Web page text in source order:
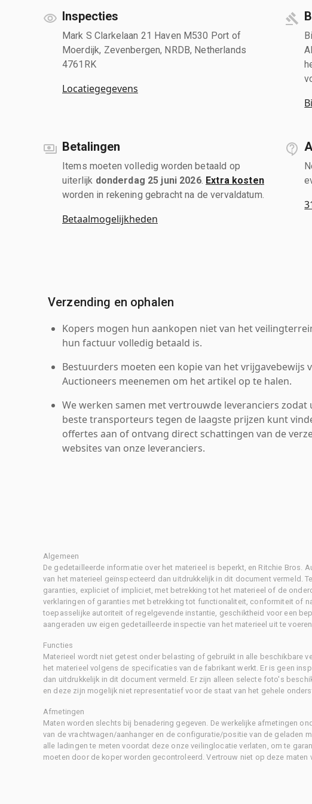
Inspecties
Mark S Clarkelaan 21 Haven M530 Port of
Moerdijk, Zevenbergen, NRDB, Netherlands
4761RK
Locatiegegevens
Betalingen
Items moeten volledig worden betaald op
uiterlijk donderdag 25 juni 2026. Extra kosten
worden in rekening gebracht na de vervaldatum.
Betaalmogelijkheden
Verzending en ophalen
Kopers mogen hun aankopen niet van het
hun factuur volledig betaald is.
Bestuurders moeten een kopie van het vrijgavebewijs
Auctioneers meenemen om het artikel op te halen.
We werken samen met vertrouwde leveranciers zodat
beste transporteurs tegen de laagste prijzen kunt
offertes aan of ontvang direct schattingen van de
websites van onze leveranciers.
Algemeen
De gedetailleerde informatie over het materieel is beperkt, en Ritchie Bros.
van het materieel geïnspecteerd dan uitdrukkelijk in dit document vermeld.
garanties, expliciet of impliciet, met betrekking tot het materieel of de
verklaringen of garanties met betrekking tot functionaliteit, conformiteit of
toepasselijke autoriteit of regelgevende instantie, geschiktheid voor een
aangeraden uw eigen gedetailleerde inspectie van het materieel uit te
Functies
Materieel wordt niet getest onder belasting of gebruikt in alle beschikbare
het materieel volgens de specificaties van de fabrikant werkt. Er is geen
dan uitdrukkelijk in dit document vermeld. Er zijn alleen selecte foto's
en deze zijn mogelijk niet representatief voor de staat van het gehele
Afmetingen
Maten worden slechts bij benadering gegeven. De werkelijke afmetingen
van de vrachtwagen/aanhanger en de configuratie/positie van de geladen
alle ladingen te meten voordat deze onze veilinglocatie verlaten, om te
moeten door de koper worden gecontroleerd. Vertrouw niet op deze maten